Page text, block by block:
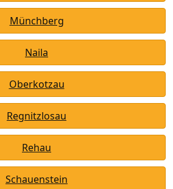
Münchberg
Naila
Oberkotzau
Regnitzlosau
Rehau
Schauenstein